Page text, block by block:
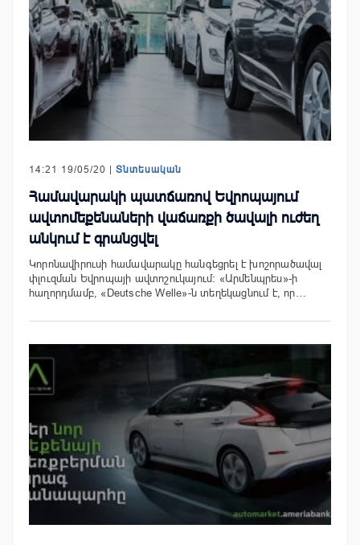
14:21 19/05/20 | Տնտեսական
Համավարակի պատճառով Եվրոպայում
ավտոմեքենաների վաճառքի ծավալի ուժեղ
անկում է գրանցվել
Կորոնավիրուսի համավարակը հանգեցրել է խոշորածավալ
փլուզման Եվրոպայի ավտոշուկայում: «Արմենպրես»-ի
հաղորդմամբ, «Deutsche Welle»-ն տեղեկացնում է, որ…